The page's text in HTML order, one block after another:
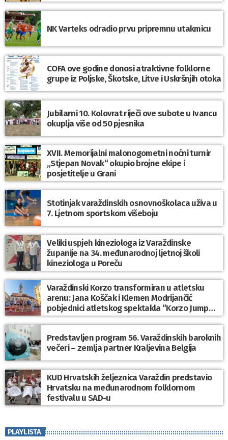
NK Varteks odradio prvu pripremnu utakmicu
COFA ove godine donosi atraktivne folklorne
grupe iz Poljske, Škotske, Litve i Uskršnjih otoka
Jubilarni 10. Kolovrat riječi ove subote u Ivancu
okuplja više od 50 pjesnika
XVII. Memorijalni malonogometni noćni turnir
„Stjepan Novak“ okupio brojne ekipe i
posjetitelje u Grani
Stotinjak varaždinskih osnovnoškolaca uživa u
7. Ljetnom sportskom višeboju
Veliki uspjeh kineziologa iz Varaždinske
županije na 34. međunarodnoj ljetnoj školi
kineziologa u Poreču
Varaždinski Korzo transformiran u atletsku
arenu: Jana Koščak i Klemen Modrijančić
pobjednici atletskog spektakla “Korzo Jump
2026”
Predstavljen program 56. Varaždinskih baroknih
večeri – zemlja partner Kraljevina Belgija
KUD Hrvatskih željeznica Varaždin predstavio
Hrvatsku na međunarodnom folklornom
festivalu u SAD-u
PLAYLISTA